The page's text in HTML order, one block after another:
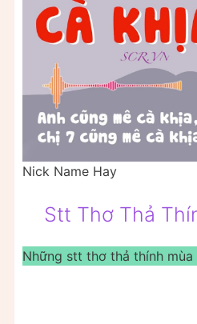
Nick Name Hay
Stt Thơ Thả
Những stt thơ thả thính mùa